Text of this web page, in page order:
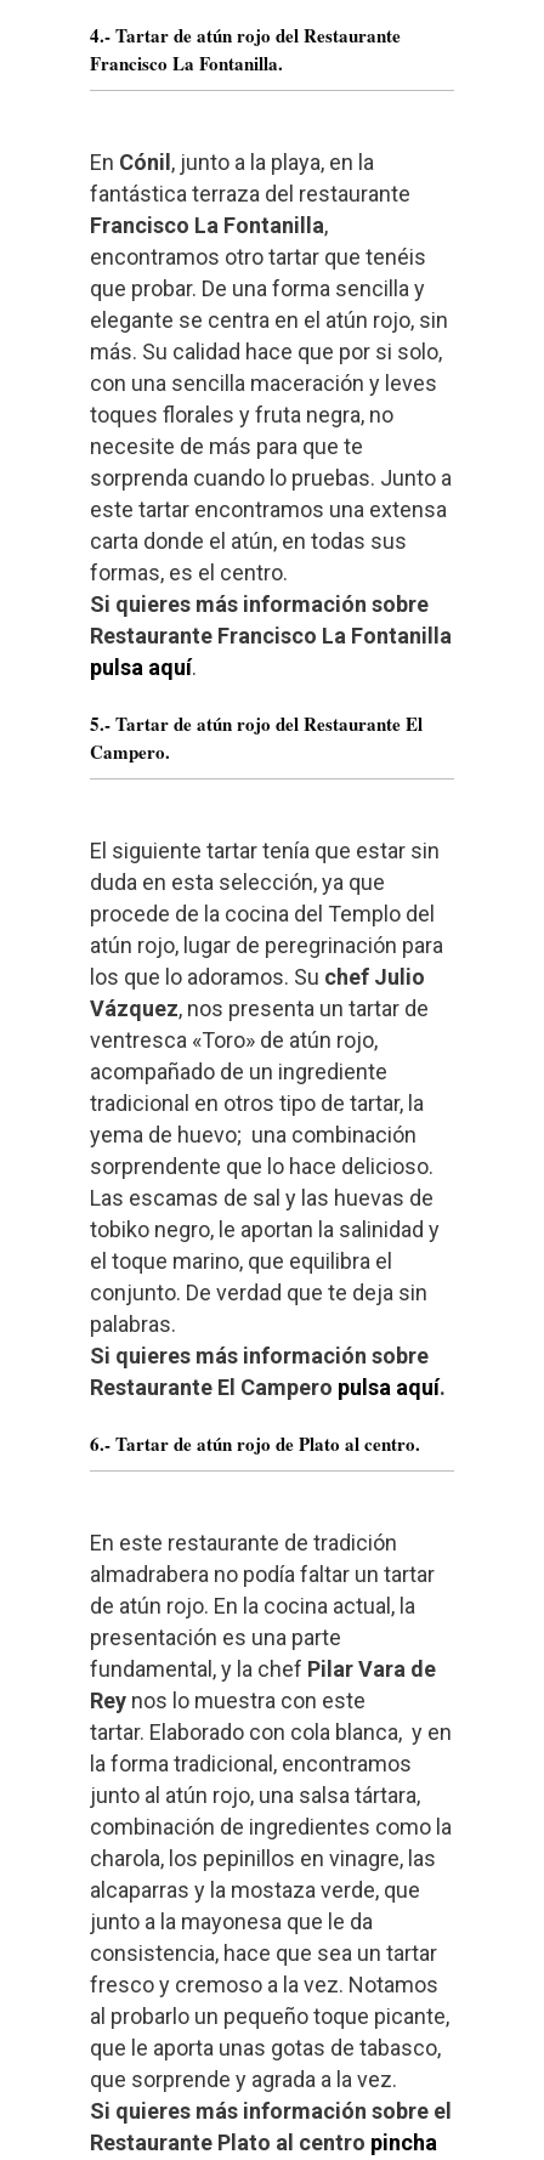
4.- Tartar de atún rojo del Restaurante
Francisco La Fontanilla.
En Cónil , junto a la playa, en la
fantástica terraza del restaurante
Francisco La Fontanilla,
encontramos otro tartar que tenéis
que probar. De una forma sencilla y
elegante se centra en el atún rojo, sin
más. Su calidad hace que por si solo,
con una sencilla maceración y leves
toques florales y fruta negra, no
necesite de más para que te
sorprenda cuando lo pruebas. Junto a
este tartar encontramos una extensa
carta donde el atún, en todas sus
formas, es el centro.
Si quieres más información sobre
Restaurante Francisco La Fontanilla
pulsa aquí.
5.- Tartar de atún rojo del Restaurante El
Campero.
El siguiente tartar tenía que estar sin
duda en esta selección, ya que
procede de la cocina del Templo del
atún rojo, lugar de peregrinación para
los que lo adoramos. Su chef Julio
Vázquez, nos presenta un tartar de
ventresca «Toro» de atún rojo,
acompañado de un ingrediente
tradicional en otros tipo de tartar, la
yema de huevo; una combinación
sorprendente que lo hace delicioso.
Las escamas de sal y las huevas de
tobiko negro, le aportan la salinidad y
el toque marino, que equilibra el
conjunto. De verdad que te deja sin
palabras.
Si quieres más información sobre
Restaurante El Campero pulsa aquí.
6.- Tartar de atún rojo de Plato al centro.
En este restaurante de tradición
almadrabera no podía faltar un tartar
de atún rojo. En la cocina actual, la
presentación es una parte
fundamental, y la chef Pilar Vara de
Rey nos lo muestra con este
tartar. Elaborado con cola blanca, y en
la forma tradicional, encontramos
junto al atún rojo, una salsa tártara,
combinación de ingredientes como la
charola, los pepinillos en vinagre, las
alcaparras y la mostaza verde, que
junto a la mayonesa que le da
consistencia, hace que sea un tartar
fresco y cremoso a la vez. Notamos
al probarlo un pequeño toque picante,
que le aporta unas gotas de tabasco,
que sorprende y agrada a la vez.
Si quieres más información sobre el
Restaurante Plato al centro pincha